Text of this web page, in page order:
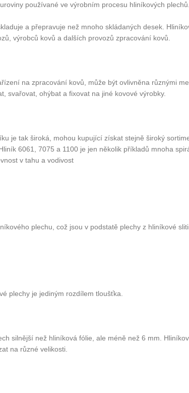
používané ve výrobním procesu hliníkových plechů.
a přepravuje než mnoho skládaných desek.
výrobců kovů a dalších provozů zpracování kovů.
na zpracování kovů, může být ovlivněna různými
svařovat, ohýbat a fixovat na jiné kovové výrobky.
je tak široká, mohou kupující získat stejně široký
6061, 7075 a 1100 je jen několik příkladů mnoha
v tahu a vodivost
plechu, což jsou v podstatě plechy z hliníkové
plechy je jediným rozdílem tloušťka.
silnější než hliníková fólie, ale méně než 6 mm.
na různé velikosti.